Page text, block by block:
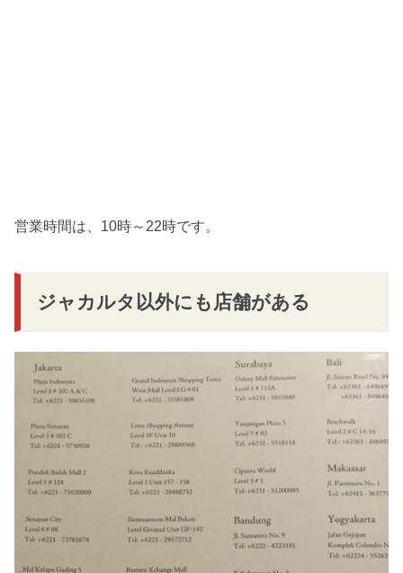
営業時間は、10時～22時です。
ジャカルタ以外にも店舗がある